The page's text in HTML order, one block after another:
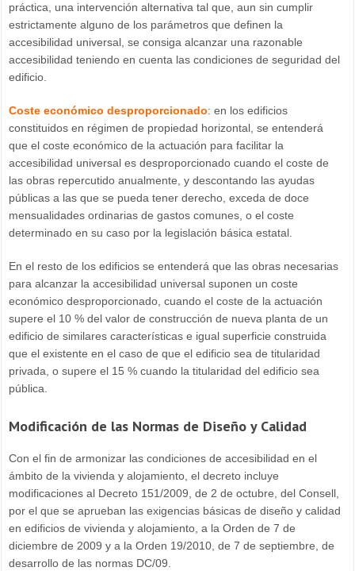
práctica, una intervención alternativa tal que, aun sin cumplir
estrictamente alguno de los parámetros que definen la
accesibilidad universal, se consiga alcanzar una razonable
accesibilidad teniendo en cuenta las condiciones de seguridad del
edificio.
Coste económico desproporcionado: en los edificios
constituidos en régimen de propiedad horizontal, se entenderá
que el coste económico de la actuación para facilitar la
accesibilidad universal es desproporcionado cuando el coste de
las obras repercutido anualmente, y descontando las ayudas
públicas a las que se pueda tener derecho, exceda de doce
mensualidades ordinarias de gastos comunes, o el coste
determinado en su caso por la legislación básica estatal.
En el resto de los edificios se entenderá que las obras necesarias
para alcanzar la accesibilidad universal suponen un coste
económico desproporcionado, cuando el coste de la actuación
supere el 10 % del valor de construcción de nueva planta de un
edificio de similares características e igual superficie construida
que el existente en el caso de que el edificio sea de titularidad
privada, o supere el 15 % cuando la titularidad del edificio sea
pública.
Modificación de las Normas de Diseño y Calidad
Con el fin de armonizar las condiciones de accesibilidad en el
ámbito de la vivienda y alojamiento, el decreto incluye
modificaciones al Decreto 151/2009, de 2 de octubre, del Consell,
por el que se aprueban las exigencias básicas de diseño y calidad
en edificios de vivienda y alojamiento, a la Orden de 7 de
diciembre de 2009 y a la Orden 19/2010, de 7 de septiembre, de
desarrollo de las normas DC/09.